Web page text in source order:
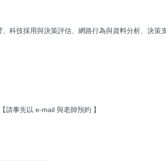
科技採用與決策評估、網路行為與資料分析、決策
請事先以 e-mail 與老師預約 】